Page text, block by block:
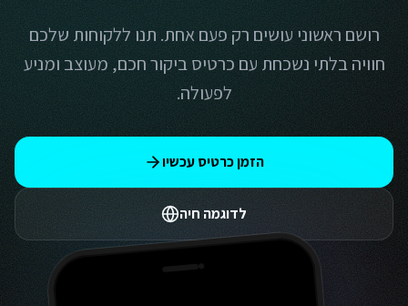
רושם ראשוני עושים רק פעם אחת. תנו ללקוחות שלכם
חוויה בלתי נשכחת עם כרטיס ביקור חכם, מעוצב ומניע
לפעולה.
הזמן כרטיס עכשיו
לדוגמה חיה